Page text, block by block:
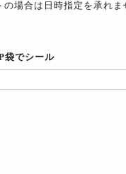
場合は日時指定を承れま
袋でシール